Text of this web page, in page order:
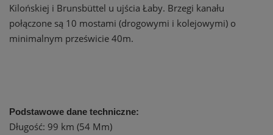
Kilońskiej i Brunsbüttel u ujścia Łaby. Brzegi kanału
połączone są 10 mostami (drogowymi i kolejowymi) o
minimalnym prześwicie 40m.
Podstawowe dane techniczne:
Długość: 99 km (54 Mm)